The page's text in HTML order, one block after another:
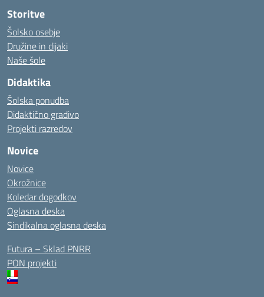
Storitve
Šolsko osebje
Družine in dijaki
Naše šole
Didaktika
Šolska ponudba
Didaktično gradivo
Projekti razredov
Novice
Novice
Okrožnice
Koledar dogodkov
Oglasna deska
Sindikalna oglasna deska
Futura – Sklad PNRR
PON projekti